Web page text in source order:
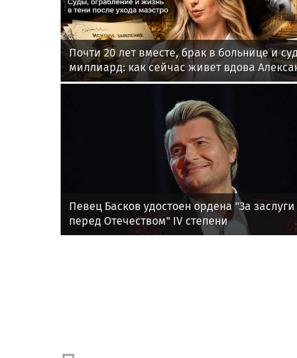
Почти 20 лет вместе, брак в больнице и
миллиард: как сейчас живет вдова
Градского
Певец Басков удостоен ордена "За заслуги
перед Отечеством" IV степени